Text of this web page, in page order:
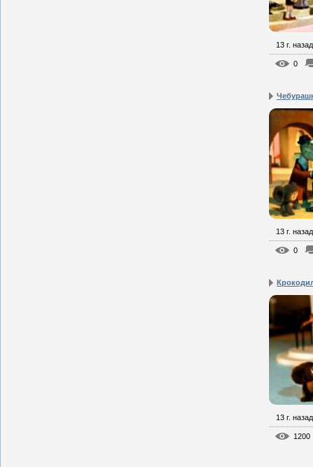
13 г. назад
0
13 г. назад
0
13 г. назад
1200